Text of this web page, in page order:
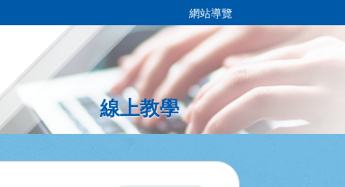
線上教學
網站導覽